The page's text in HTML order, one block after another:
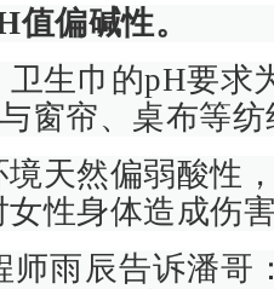
偏碱性。
生巾的pH要求
窗帘、桌布等
境天然偏弱酸性
性身体造成伤
师雨辰告诉潘哥